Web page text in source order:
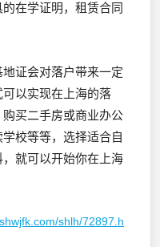
在学证明，租赁合同
证会对落户带来一定
以实现在上海的落
买二手房或商业办公
校等等，选择适合自
就可以开始你在上海
shlh/72897.h